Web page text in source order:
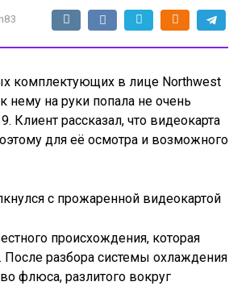
комплектующих в лице Northwest
нему на руки попала не очень
Клиент рассказал, что видеокарта
для её осмотра и возможного
происхождения, которая
разбора системы охлаждения
флюса, разлитого вокруг